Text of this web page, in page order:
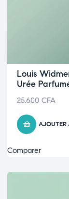
Louis
Urée
25.600 CFA
AJOUTER
Comparer